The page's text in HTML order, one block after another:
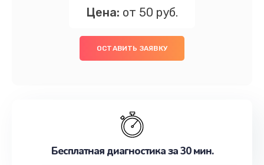
Цена: от 50 руб.
ОСТАВИТЬ ЗАЯВКУ
Бесплатная диагностика за 30 мин.